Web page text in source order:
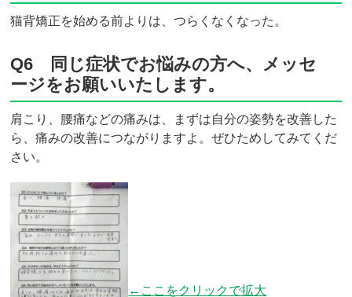
猫背矯正を始める前よりは、つらくなくなった。
Q6 同じ症状でお悩みの方へ、メッセ
ージをお願いいたします。
肩こり、腰痛などの痛みは、まずは自分の姿勢を改善した
ら、痛みの改善につながりますよ。ぜひためしてみてくだ
さい。
←ここをクリックで拡大